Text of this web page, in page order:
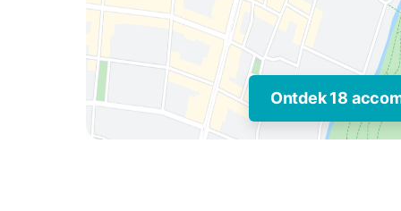
Ontdek 18